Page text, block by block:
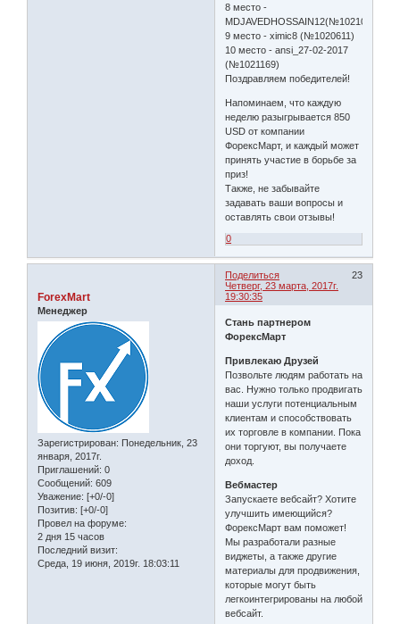
8 место -
MDJAVEDHOSSAIN12(№1021011)
9 место - ximic8 (№1020611)
10 место - ansi_27-02-2017
(№1021169)
Поздравляем победителей!
Напоминаем, что каждую
неделю разыгрывается 850
USD от компании
ФорексМарт, и каждый может
принять участие в борьбе за
приз!
Также, не забывайте
задавать ваши вопросы и
оставлять свои отзывы!
0
Поделиться
23
Четверг, 23 марта, 2017г.
19:30:35
ForexMart
Менеджер
Зарегистрирован: Понедельник, 23
января, 2017г.
Приглашений: 0
Сообщений: 609
Уважение: [+0/-0]
Позитив: [+0/-0]
Провел на форуме:
2 дня 15 часов
Последний визит:
Среда, 19 июня, 2019г. 18:03:11
Стань партнером
ФорексМарт
Привлекаю Друзей
Позвольте людям работать на
вас. Нужно только продвигать
наши услуги потенциальным
клиентам и способствовать
их торговле в компании. Пока
они торгуют, вы получаете
доход.
Вебмастер
Запускаете вебсайт? Хотите
улучшить имеющийся?
ФорексМарт вам поможет!
Мы разработали разные
виджеты, а также другие
материалы для продвижения,
которые могут быть
легкоинтегрированы на любой
вебсайт.